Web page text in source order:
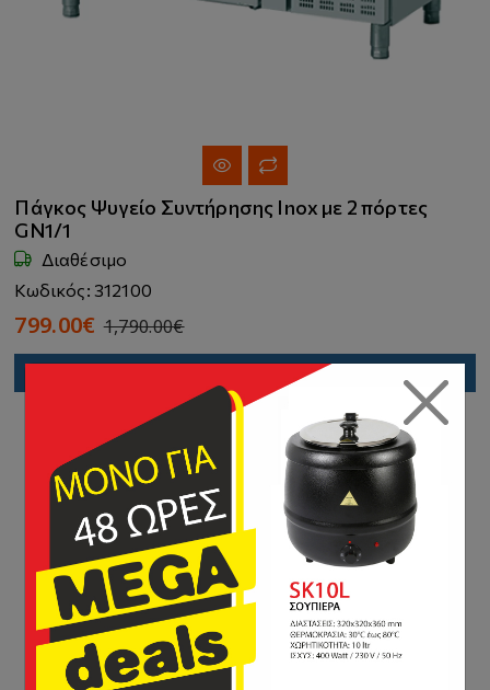
Πάγκος Ψυγείο Συντήρησης Inox με 2 πόρτες
GN1/1
Διαθέσιμο
Κωδικός: 312100
799.00€ 1,790.00€
Νέο προϊόν
Προσφορά